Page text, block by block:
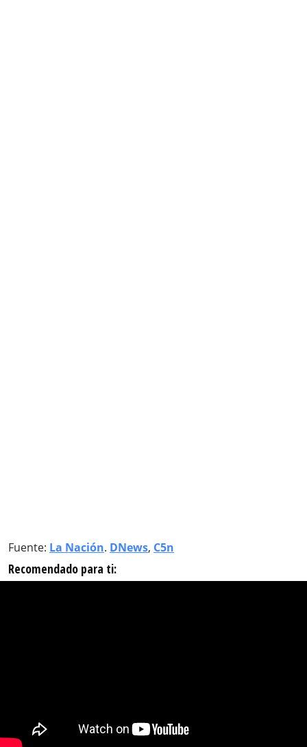
Fuente: La Nación. DNews, C5n
Recomendado para ti: